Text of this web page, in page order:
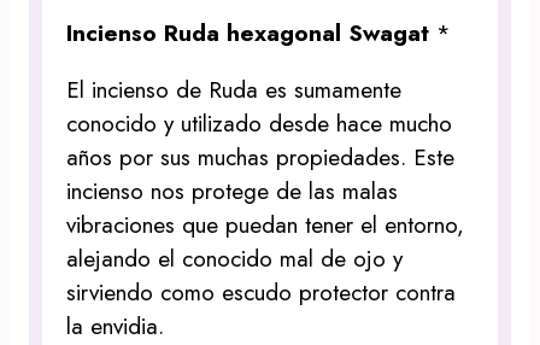
Incienso Ruda hexagonal Swagat *
El incienso de Ruda es sumamente
conocido y utilizado desde hace mucho
años por sus muchas propiedades. Este
incienso nos protege de las malas
vibraciones que puedan tener el entorno,
alejando el conocido mal de ojo y
sirviendo como escudo protector contra
la envidia.